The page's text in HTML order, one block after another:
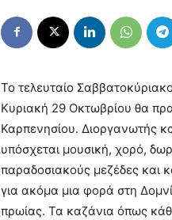
Το τελευταίο
Κυριακή 29 Οκτωβρίου θα
Καρπενησίου. Διοργανωτής
υπόσχεται μουσική, χορό,
παραδοσιακούς μεζέδες και
για ακόμα μια φορά στη
πρωίας. Τα καζάνια όπως